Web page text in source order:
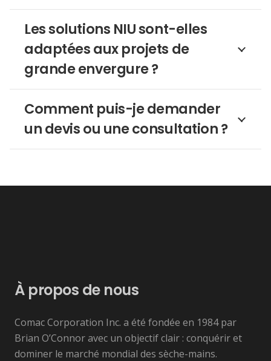
Les solutions NIU sont-elles
adaptées aux projets de
grande envergure ?
Comment puis-je demander
un devis ou une consultation ?
À propos de nous
Comac Corporation Inc. a été fondée en 1984 par
Brian O’Connor avec un objectif clair : conquérir et
dominer le marché mondial des sèche-mains.